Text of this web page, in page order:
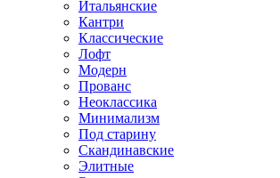
Итальянские
Кантри
Классические
Лофт
Модерн
Прованс
Неоклассика
Минимализм
Под старину
Скандинавские
Элитные